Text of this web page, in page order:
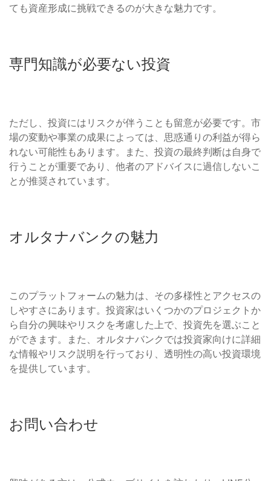
ても資産形成に挑戦できるのが大きな魅力です。
専門知識が必要ない投資
ただし、投資にはリスクが伴うことも留意が必要です。市
場の変動や事業の成果によっては、思惑通りの利益が得ら
れない可能性もあります。また、投資の最終判断は自身で
行うことが重要であり、他者のアドバイスに過信しないこ
とが推奨されています。
オルタナバンクの魅力
このプラットフォームの魅力は、その多様性とアクセスの
しやすさにあります。投資家はいくつかのプロジェクトか
ら自分の興味やリスクを考慮した上で、投資先を選ぶこと
ができます。また、オルタナバンクでは投資家向けに詳細
な情報やリスク説明を行っており、透明性の高い投資環境
を提供しています。
お問い合わせ